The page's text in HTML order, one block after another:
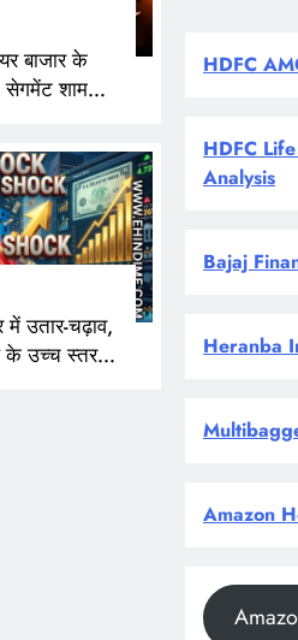
बाजार के
शाम
में उतार-चढ़ाव,
के उच्च स्तर
HDFC
HDFC
Analysis
Bajaj
Heranba
Amazon